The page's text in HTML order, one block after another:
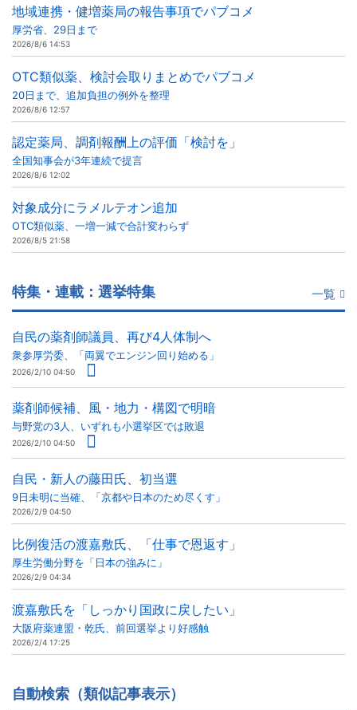
地域連携・健増薬局の報告事項でパブコメ
厚労省、29日まで
2026/8/6 14:53
OTC類似薬、検討会取りまとめでパブコメ
20日まで、追加負担の例外を整理
2026/8/6 12:57
認定薬局、調剤報酬上の評価「検討を」
全国知事会が3年連続で提言
2026/8/6 12:02
対象成分にラメルテオン追加
OTC類似薬、一増一減で合計変わらず
2026/8/5 21:58
特集・連載：選挙特集 一覧
自民の薬剤師議員、再び4人体制へ
衆参厚労委、「両翼でエンジン回り始める」
2026/2/10 04:50
薬剤師候補、風・地力・構図で明暗
与野党の3人、いずれも小選挙区では敗退
2026/2/10 04:50
自民・新人の藤田氏、初当選
9日未明に当確、「京都や日本のため尽くす」
2026/2/9 04:50
比例復活の渡嘉敷氏、「仕事で恩返す」
厚生労働分野を「日本の強みに」
2026/2/9 04:34
渡嘉敷氏を「しっかり国政に戻したい」
大阪府薬連盟・乾氏、前回選挙より好感触
2026/2/4 17:25
自動検索（類似記事表示）